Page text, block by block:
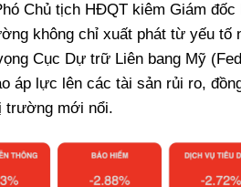
Chủ tịch HĐQT kiêm Giám
không chỉ xuất phát từ yếu tố
Cục Dự trữ Liên bang Mỹ
áp lực lên các tài sản rủi ro,
trường mới nổi.